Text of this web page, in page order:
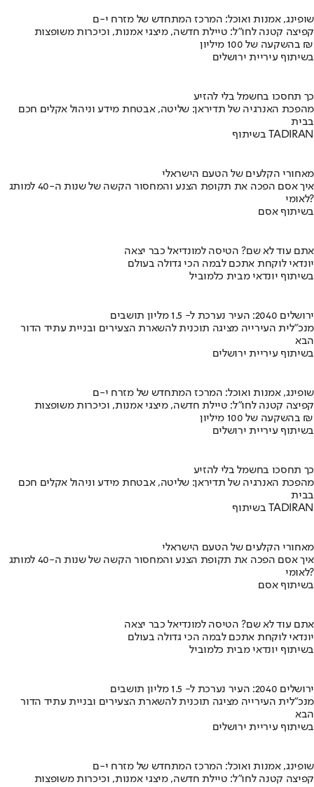
שופינג, אמנות ואוכל: המרכז המתחדש של מזרח י-ם
קפיצה קטנה לחו"ל: טיילת חדשה, מיצגי אמנות, וכיכרות משופצות
בהשקעה של 100 מיליון ₪
בשיתוף עיריית ירושלים
כך תחסכו בחשמל בלי להזיע
מהפכת האנרגיה של תדיראן: שליטה, אבטחת מידע וניהול אקלים חכם
בבית
בשיתוף TADIRAN
מאחורי הקלעים של הטעם הישראלי
איך אסם הפכה את תקופת הצנע והמחסור הקשה של שנות ה-40 למותג
לאומי?
בשיתוף אסם
אתם עוד לא שם? הטיסה למונדיאל כבר יצאה
יונדאי לוקחת אתכם לבמה הכי גדולה בעולם
בשיתוף יונדאי מבית כלמוביל
ירושלים 2040: העיר נערכת ל- 1.5 מליון תושבים
מנכ"לית העירייה מציגה תוכנית להשארת הצעירים ובניית עתיד הדור
הבא
בשיתוף עיריית ירושלים
שופינג, אמנות ואוכל: המרכז המתחדש של מזרח י-ם
קפיצה קטנה לחו"ל: טיילת חדשה, מיצגי אמנות, וכיכרות משופצות
בהשקעה של 100 מיליון ₪
בשיתוף עיריית ירושלים
כך תחסכו בחשמל בלי להזיע
מהפכת האנרגיה של תדיראן: שליטה, אבטחת מידע וניהול אקלים חכם
בבית
בשיתוף TADIRAN
מאחורי הקלעים של הטעם הישראלי
איך אסם הפכה את תקופת הצנע והמחסור הקשה של שנות ה-40 למותג
לאומי?
בשיתוף אסם
אתם עוד לא שם? הטיסה למונדיאל כבר יצאה
יונדאי לוקחת אתכם לבמה הכי גדולה בעולם
בשיתוף יונדאי מבית כלמוביל
ירושלים 2040: העיר נערכת ל- 1.5 מליון תושבים
מנכ"לית העירייה מציגה תוכנית להשארת הצעירים ובניית עתיד הדור
הבא
בשיתוף עיריית ירושלים
שופינג, אמנות ואוכל: המרכז המתחדש של מזרח י-ם
קפיצה קטנה לחו"ל: טיילת חדשה, מיצגי אמנות, וכיכרות משופצות